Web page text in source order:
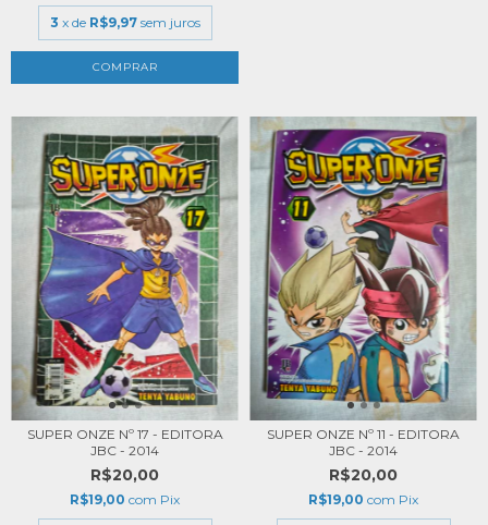
3 x de R$9,97 sem juros
SUPER ONZE Nº 17 - EDITORA
JBC - 2014
R$20,00
R$19,00 com Pix
SUPER ONZE Nº 11 - EDITORA
JBC - 2014
R$20,00
R$19,00 com Pix